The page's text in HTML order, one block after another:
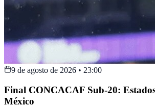
9 de agosto de 2026 • 23:00
Final CONCACAF Sub-20:
México